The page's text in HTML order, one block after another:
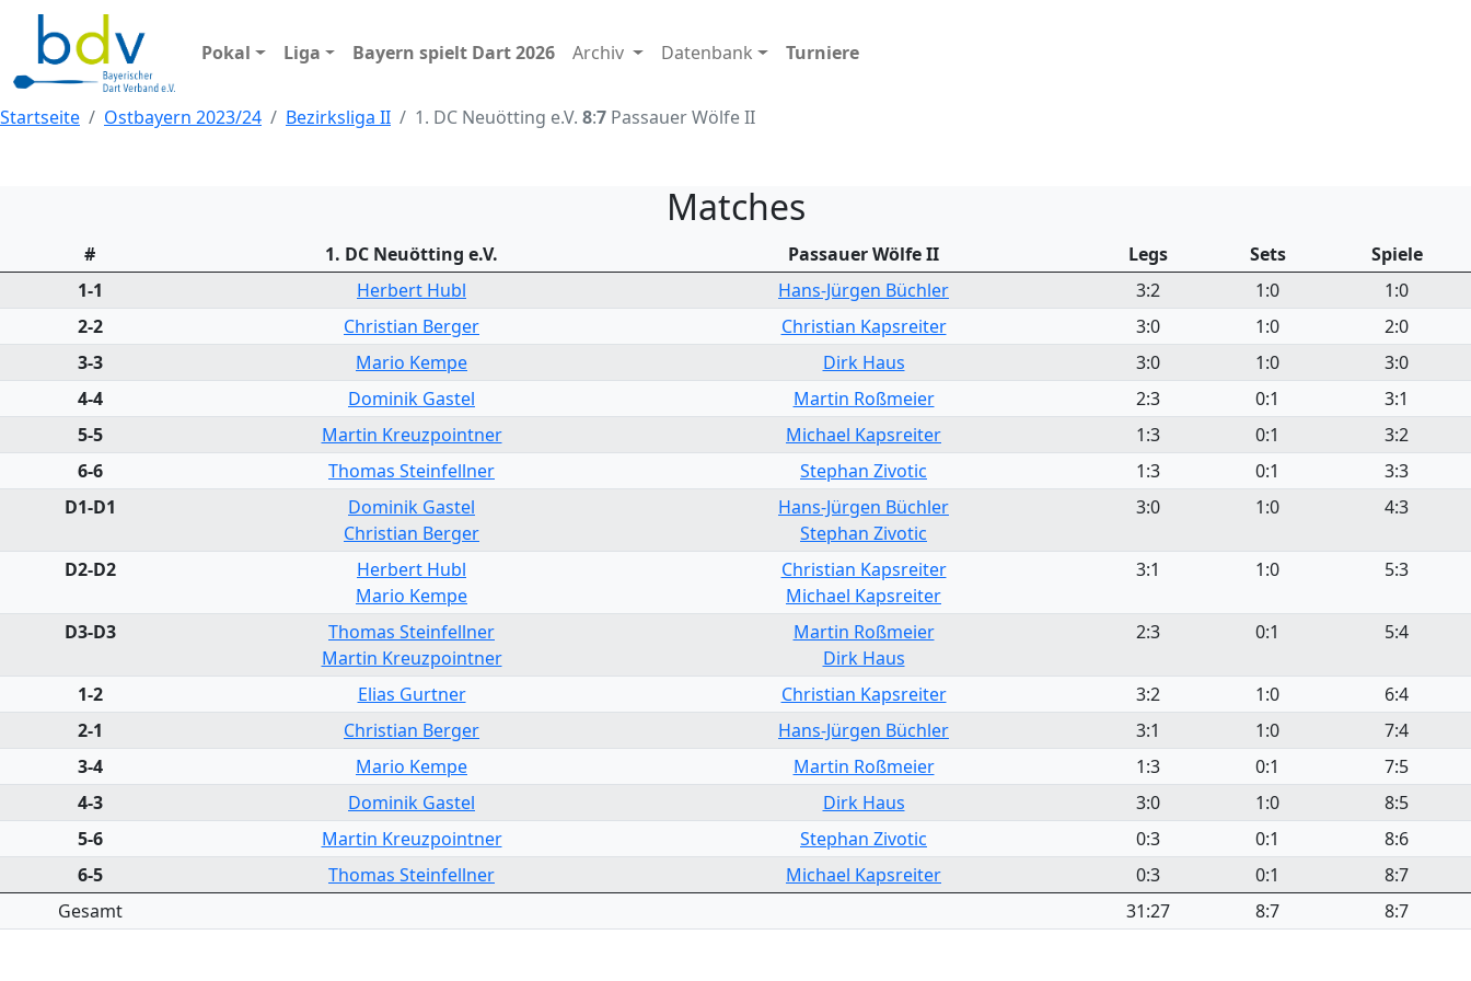
Pokal Liga Bayern spielt Dart 2026 Archiv Datenbank Turniere
Startseite Ostbayern 2023/24 Bezirksliga II 1. DC Neuötting e.V. 8:7 Passauer Wölfe II
Matches
# 1. DC Neuötting e.V. Passauer Wölfe II Legs Sets
Spiele
1-1
Herbert Hubl Hans-Jürgen Büchler 3:2 1:0
1:0
2-2
Christian Berger Christian Kapsreiter 3:0 1:0
2:0
3-3
Mario Kempe Dirk Haus 3:0 1:0
3:0
4-4
Dominik Gastel Martin Roßmeier 2:3 0:1
3:1
5-5
Martin Kreuzpointner Michael Kapsreiter 1:3 0:1
3:2
6-6
Thomas Steinfellner Stephan Zivotic 1:3 0:1
3:3
D1-D1
Dominik Gastel
Christian Berger
Hans-Jürgen Büchler
Stephan Zivotic
3:0 1:0 4:3
D2-D2
Herbert Hubl
Mario Kempe
Christian Kapsreiter
Michael Kapsreiter
3:1 1:0 5:3
D3-D3
Thomas Steinfellner
Martin Kreuzpointner
Martin Roßmeier
Dirk Haus
2:3 0:1 5:4
1-2 Elias Gurtner Christian Kapsreiter 3:2 1:0
6:4
2-1
Christian Berger Hans-Jürgen Büchler 3:1 1:0
7:4
3-4
Mario Kempe Martin Roßmeier 1:3 0:1
7:5
4-3
Dominik Gastel Dirk Haus 3:0 1:0
8:5
5-6
Martin Kreuzpointner Stephan Zivotic 0:3 0:1
8:6
6-5
Thomas Steinfellner Michael Kapsreiter 0:3 0:1
8:7
Gesamt
31:27 8:7 8:7